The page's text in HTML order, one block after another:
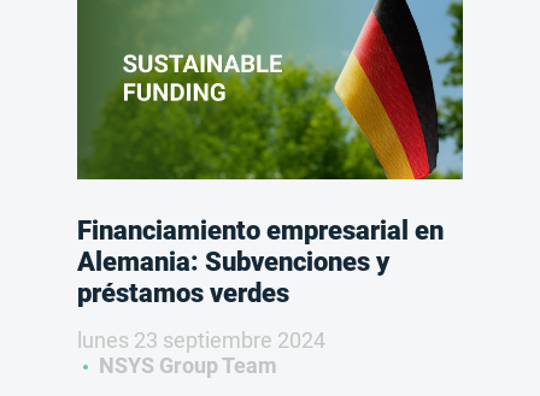
Financiamiento empresarial en
Alemania: Subvenciones y
préstamos verdes
lunes 23 septiembre 2024
NSYS Group Team